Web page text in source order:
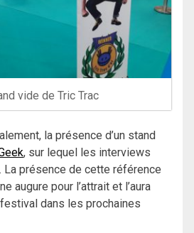
vide de Tric Trac
la présence d’un stand
, sur lequel les interviews
La présence de cette référence
augure pour l’attrait et l’aura
dans les prochaines